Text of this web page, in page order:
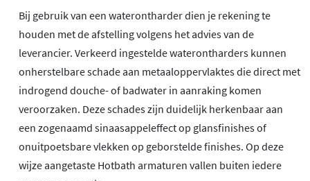
Bij gebruik van een waterontharder dien je rekening te
houden met de afstelling volgens het advies van de
leverancier. Verkeerd ingestelde waterontharders kunnen
onherstelbare schade aan metaaloppervlaktes die direct met
indrogend douche- of badwater in aanraking komen
veroorzaken. Deze schades zijn duidelijk herkenbaar aan
een zogenaamd sinaasappeleffect op glansfinishes of
onuitpoetsbare vlekken op geborstelde finishes. Op deze
wijze aangetaste Hotbath armaturen vallen buiten iedere